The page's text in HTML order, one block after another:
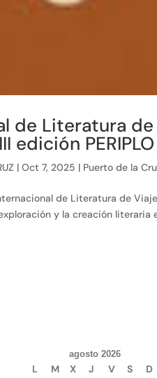
de Literatura
edición PERIPLO
|Oct 7, 2025 | Puerto de la
de Literatura de
y la creación
agosto 2026
L M X J V S
D